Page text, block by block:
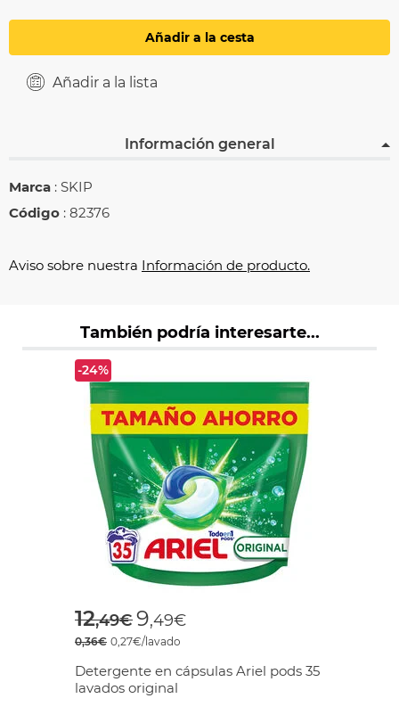
Añadir a la cesta
Añadir a la lista
Información general
Marca : SKIP
Código : 82376
Aviso sobre nuestra Información de producto.
También podría interesarte...
-24%
Price reduced from
12,49€to
9,49€
0,36€ 0,27€/lavado
Detergente en cápsulas Ariel pods 35
lavados original